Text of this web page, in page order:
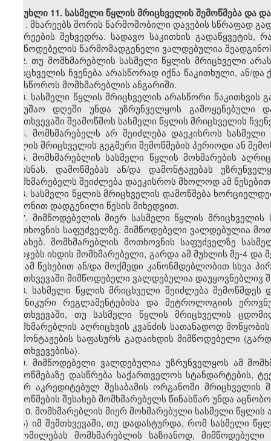
მუხლი 11. სასმელი წყლის მრიცხველის შემოწმება და
1. მხარეებს შორის წარმოშობილი დავების სწრაფად
მხარეების შეხვედრა. სადავო საკითხის გადაწყვეტის,
მიმწოდებელის წარმომადგენელი ვალდებულია
2. თუ მომხმარებლის სასმელი წყლის მრიცხველი
მრიცხველის ჩვენება არასწორად იქნა წაკითხული,
ჩაასწოროს მომხმარებლის ანგარიში.
3. სასმელი წყლის მრიცხველის არასწორი წაკითხვის
სამუშაო დღეში უნდა უზრუნველყოს გამოყენებული
შემთხვევაში შეამოწმოს სასმელი წყლის მრიცხველის
4. მომხმარებელს არ შეიძლება დაეკისროს
წყლის მრიცხველის გეგმური შემოწმების პერიოდი ან
5. მომხმარებლის სასმელი წყლის მოხმარების
მოხსნას, დამოწმებას ან/და დამონტაჟებას
მომხმარებელს შეიძლება დაეკისროს მხოლოდ ამ
6. სასმელი წყლის მრიცხველის დამოწმება
კანონით დადგენილი წესის მიხედვით.
7. მიმწოდებელის მიერ სასმელი წყლის მრიცხველის
მოთხოვნის საფუძველზე. მიმწოდებელი ვალდებულია
შესახებ. მომხმარებლის მოთხოვნის საფუძველზე
ხარჯებს იხდის მომხმარებელი, გარდა ამ მუხლის მე-4 და
თუ ამ წესებით ან/და მოქმედი კანონმდებლობით სხვა
შემთხვევაში მიმწოდებელი ვალდებულია დაუყოვნებლივ
8. სასმელი წყლის მრიცხველი შეიძლება
ტექნიკური რეგლამენტებისა და მეტროლოგიის
შემთხვევაში, თუ სასმელი წყლის მრიცხველის
მომხმარებლის აღრიცხვის კვანძის სათანადოდ
დამონტაჟების საფასურს გადაიხდის მიმწოდებელი
შემთხვევებისა).
9. მიმწოდებელი ვალდებულია უზრუნველყოს ამ
შემოწმებაზე დასწრება საქართველოს სტანდარტების,
მიერ აკრედიტებულ შესაბამის ორგანოში
შემოწმების შესახებ მომხმარებელს წინასწარ უნდა
10. მომხმარებლის მიერ მოხმარებული სასმელი
ა) იმ შემთხვევაში, თუ დადასტურდა, რომ სასმელი
ცდომილებას მომხმარებლის საზიანოდ,